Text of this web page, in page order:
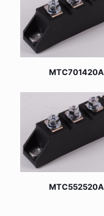
MTC701420A
MTC552520A